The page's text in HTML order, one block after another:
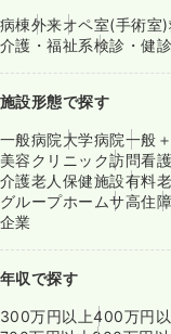
病棟外来オペ室(手術室)
介護・福祉系検診・健
施設形態で探す
一般病院大学病院一般
美容クリニック訪問看
介護老人保健施設有料
グループホームサ高住
企業
年収で探す
300万円以上400万円